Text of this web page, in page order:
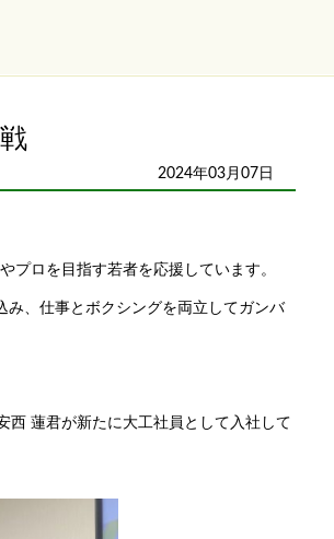
2024年03月07日
プロを目指す若者を応援しています。
、仕事とボクシングを両立してガンバ
西 蓮君が新たに大工社員として入社して